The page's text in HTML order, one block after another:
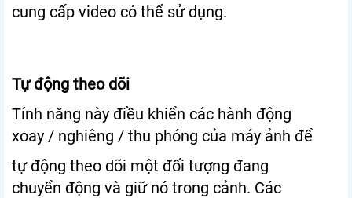
cung cấp video có thể sử dụng.
Tự động theo dõi
Tính năng này điều khiển các hành động
xoay / nghiêng / thu phóng của máy ảnh để
tự động theo dõi một đối tượng đang
chuyển động và giữ nó trong cảnh. Các